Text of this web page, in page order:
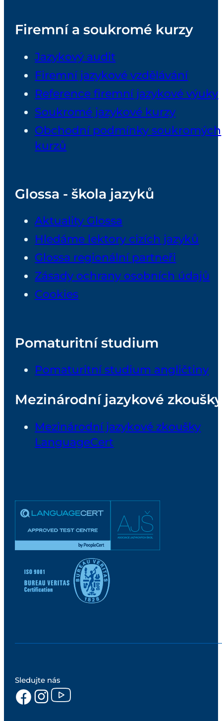
Firemní a soukromé kurzy
Jazykový audit
Firemní jazykové vzdělávání
Reference firemní jazykové výuky
Soukromé jazykové kurzy
Obchodní podmínky soukromých
kurzů
Glossa - škola jazyků
Aktuality Glossa
Hledáme lektory cizích jazyků
Glossa regionální partneři
Zásady ochrany osobních údajů
Cookies
Pomaturitní studium
Pomaturitní studium angličtiny
Mezinárodní jazykové
Mezinárodní jazykové zkoušky
LanguageCert
Sledujte nás